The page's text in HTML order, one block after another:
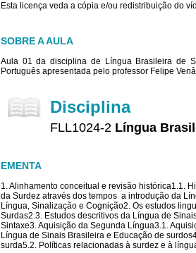
Esta licença veda a cópia e/ou redistribuição do
SOBRE A AULA
Aula 01 da disciplina de Língua Brasileira de
Português apresentada pelo professor Felipe
Disciplina
FLL1024-2 Língua
EMENTA
1. Alinhamento conceitual e revisão histórica1.1.
da Surdez através dos tempos  a introdução da
Língua, Sinalização e Cognição2. Os estudos
Surdas2.3. Estudos descritivos da Língua de
Sintaxe3. Aquisição da Segunda Língua3.1.
Língua de Sinais Brasileira e Educação de
surda5.2. Políticas relacionadas à surdez e à